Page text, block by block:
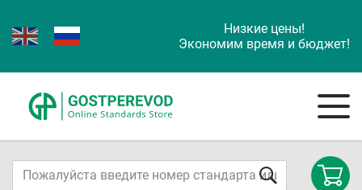
Низкие цены!
Экономим время и бюджет!